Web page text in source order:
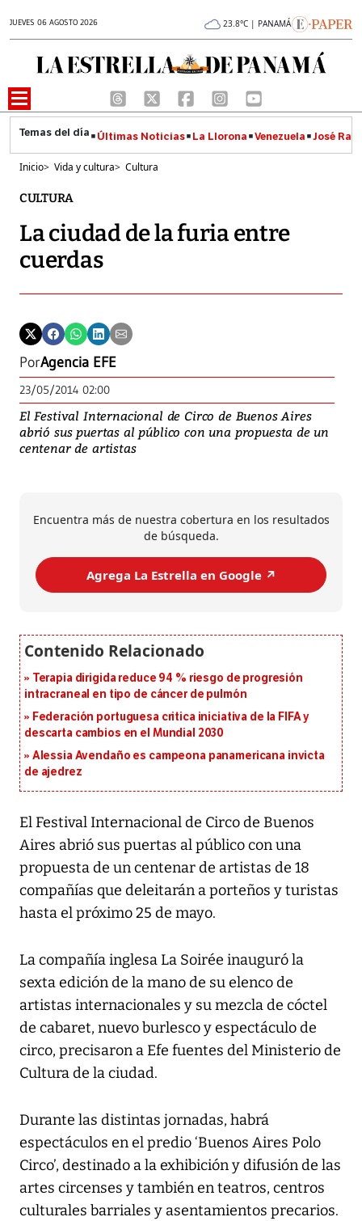
JUEVES 06 AGOSTO 2026 23.8°C | PANAMÁ
Últimas Noticias La Llorona Venezuela José
Inicio> Vida y cultura> Cultura
CULTURA
La ciudad de la furia entre
cuerdas
PorAgencia EFE
23/05/2014 02:00
El Festival Internacional de Circo de Buenos Aires
abrió sus puertas al público con una propuesta de un
centenar de artistas
Encuentra más de nuestra cobertura en los resultados
de búsqueda.
Agrega La Estrella en Google ↗️
Terapia dirigida reduce 94 % riesgo de progresión
intracraneal en tipo de cáncer de pulmón
Federación portuguesa critica iniciativa de la FIFA y
descarta cambios en el Mundial 2030
Alessia Avendaño es campeona panamericana invicta
de ajedrez
El Festival Internacional de Circo de Buenos
Aires abrió sus puertas al público con una
propuesta de un centenar de artistas de 18
compañías que deleitarán a porteños y turistas
hasta el próximo 25 de mayo.
La compañía inglesa La Soirée inauguró la
sexta edición de la mano de su elenco de
artistas internacionales y su mezcla de cóctel
de cabaret, nuevo burlesco y espectáculo de
circo, precisaron a Efe fuentes del Ministerio de
Cultura de la ciudad.
Durante las distintas jornadas, habrá
espectáculos en el predio ‘Buenos Aires Polo
Circo’, destinado a la exhibición y difusión de las
artes circenses y también en teatros, centros
culturales barriales y asentamientos precarios.